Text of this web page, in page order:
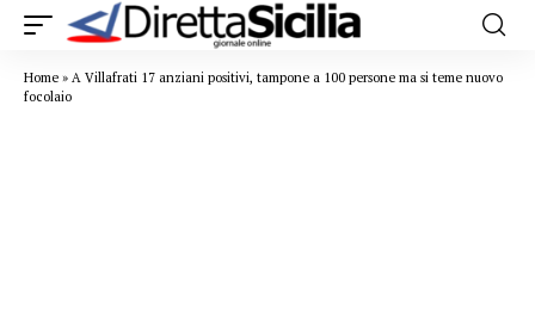
Home » A Villafrati 17 anziani positivi, tampone a 100 persone ma si teme nuovo
focolaio